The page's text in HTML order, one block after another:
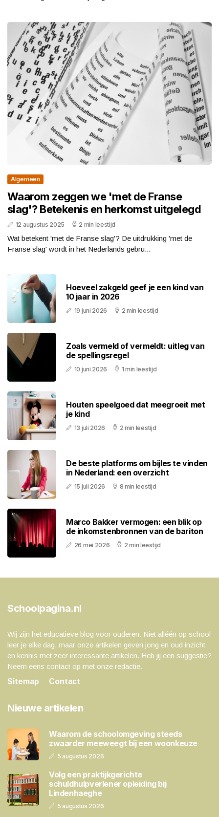
Algemeen
Waarom zeggen we 'met de Franse
slag'? Betekenis en herkomst uitgelegd
12 augustus 2025 2 min leestijd
Wat betekent 'met de Franse slag'? De uitdrukking 'met de
Franse slag' wordt in het Nederlands gebru...
Hoeveel zakgeld geef je een kind van
10 jaar in 2026
19 juni 2026 2 min leestijd
Zoals vermeld of vermeldt: uitleg van
de spellingsregel
10 juni 2026 1 min leestijd
Houten speelgoed dat meegroeit met
je kind
13 juli 2026 2 min leestijd
De beste platforms om bijles te vinden
in Nederland: een overzicht
15 juli 2026 8 min leestijd
Marco Bakker vermogen: een blik op
de inkomstenbronnen van de bariton
26 mei 2026 2 min leestijd
Schoolpagina.nl
Wij zijn het educatieve blog voor ouderen. Niet alléén op school
leer je elke dag, maar onze artikelen geven jong en oud inzicht
en kennis met zeer interessante artikelen. Heb jij een suggestie?
Neem eens contact op met onze redactie.
Sitemap
Contact
Nieuwe artikelen
Waarom de schoolomgeving steeds
zwaarder meeweegt bij een woonkeuze
5 augustus 2026
Volg een praktijkgerichte
schuldhulpverlener opleiding bij
Lindenhaeghe
5 augustus 2026